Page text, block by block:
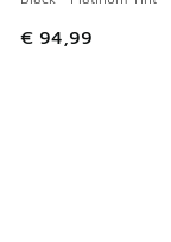
€ 94,99